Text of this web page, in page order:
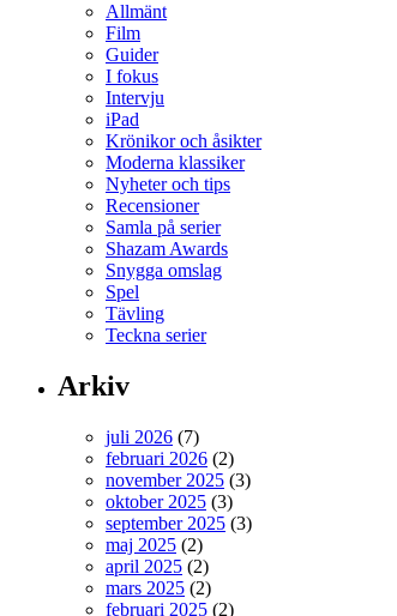
Allmänt
Film
Guider
I fokus
Intervju
iPad
Krönikor och åsikter
Moderna klassiker
Nyheter och tips
Recensioner
Samla på serier
Shazam Awards
Snygga omslag
Spel
Tävling
Teckna serier
Arkiv
juli 2026 (7)
februari 2026 (2)
november 2025 (3)
oktober 2025 (3)
september 2025 (3)
maj 2025 (2)
april 2025 (2)
mars 2025 (2)
februari 2025 (2)